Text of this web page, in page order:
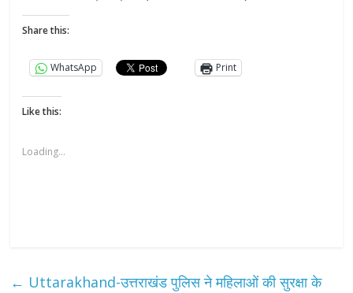
Share this:
WhatsApp Print
Like this:
Loading...
← Uttarakhand-उत्तराखंड पुलिस ने महिलाओं की सुरक्षा के